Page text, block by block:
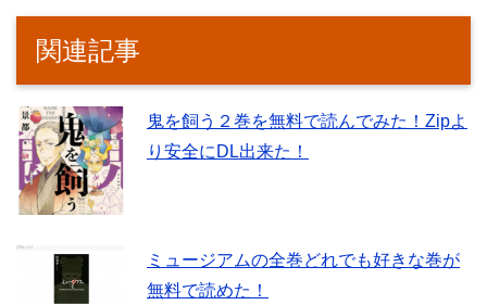
関連記事
鬼を飼う２巻を無料で読んでみた！Zipよ
り安全にDL出来た！
ミュージアムの全巻どれでも好きな巻が
無料で読めた！